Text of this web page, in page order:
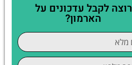
רוצה לקבל עדכונים על
הארמון?